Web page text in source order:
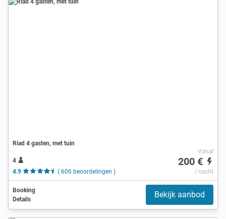
Riad 4 gasten, met tuin
4
4.9
( 606 beoordelingen )
Vanaf
200 €
/ nacht
Booking
Details
Bekijk aanbod